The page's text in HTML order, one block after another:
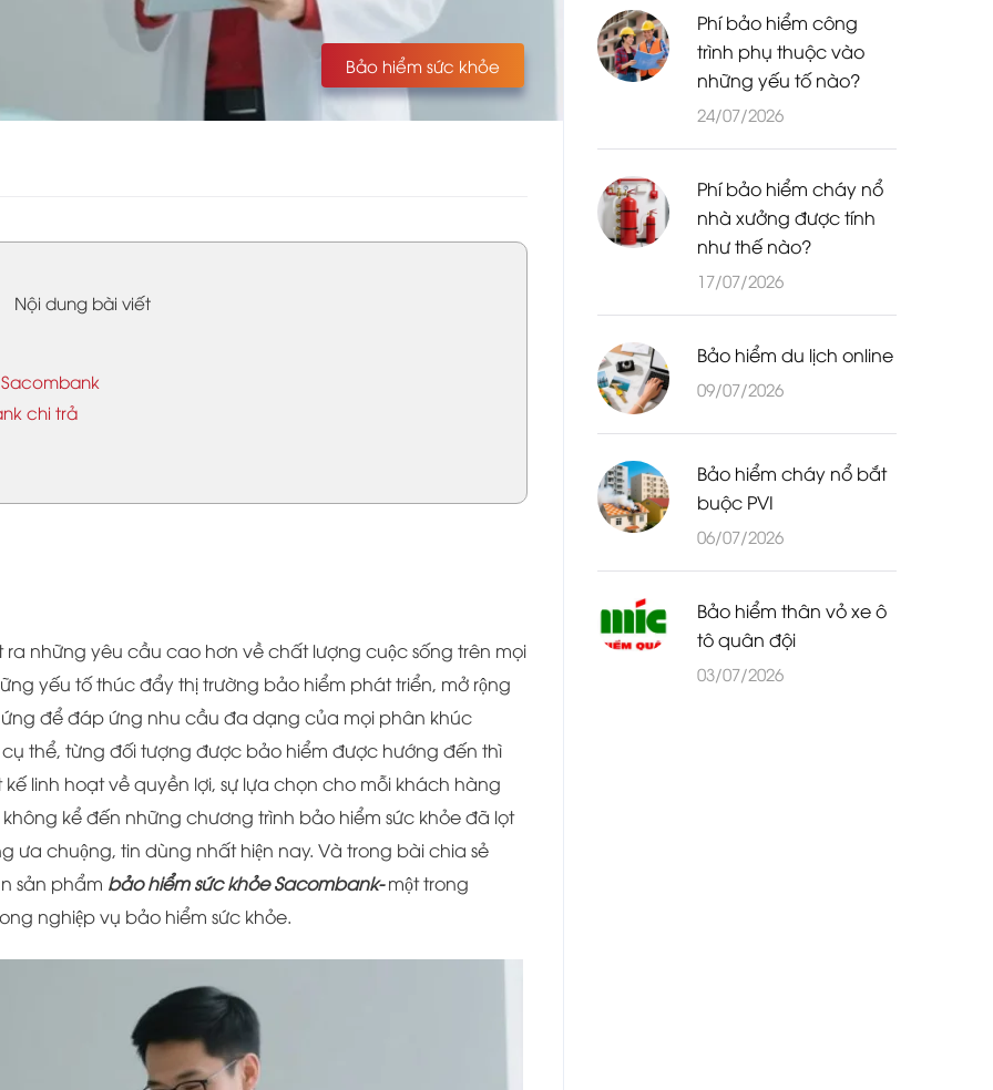
Bảo hiểm sức khỏe
Nội dung bài viết
chi trả
ra những yêu cầu cao hơn về chất lượng cuộc sống trên mọi
yếu tố thúc đẩy thị trường bảo hiểm phát triển, mở rộng
để đáp ứng nhu cầu đa dạng của mọi phân khúc
thể, từng đối tượng được bảo hiểm được hướng đến thì
linh hoạt về quyền lợi, sự lựa chọn cho mỗi khách hàng
kể đến những chương trình bảo hiểm sức khỏe đã lọt
chuộng, tin dùng nhất hiện nay. Và trong bài chia sẻ
sản phẩm bảo hiểm sức khỏe Sacombank-một trong
nghiệp vụ bảo hiểm sức khỏe.
Phí bảo hiểm công
trình phụ thuộc vào
những yếu tố nào?
24/07/2026
Phí bảo hiểm cháy nổ
nhà xưởng được tính
như thế nào?
17/07/2026
Bảo hiểm du lịch online
09/07/2026
Bảo hiểm cháy nổ bắt
buộc PVI
06/07/2026
Bảo hiểm thân vỏ xe ô
tô quân đội
03/07/2026